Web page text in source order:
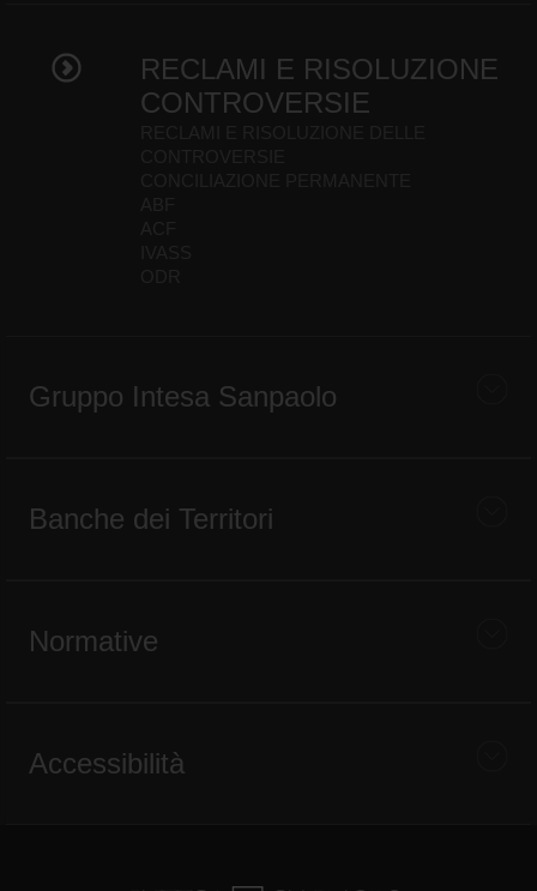
RECLAMI E RISOLUZIONE
CONTROVERSIE
Gruppo Intesa Sanpaolo
Banche dei Territori
Normative
Accessibilità